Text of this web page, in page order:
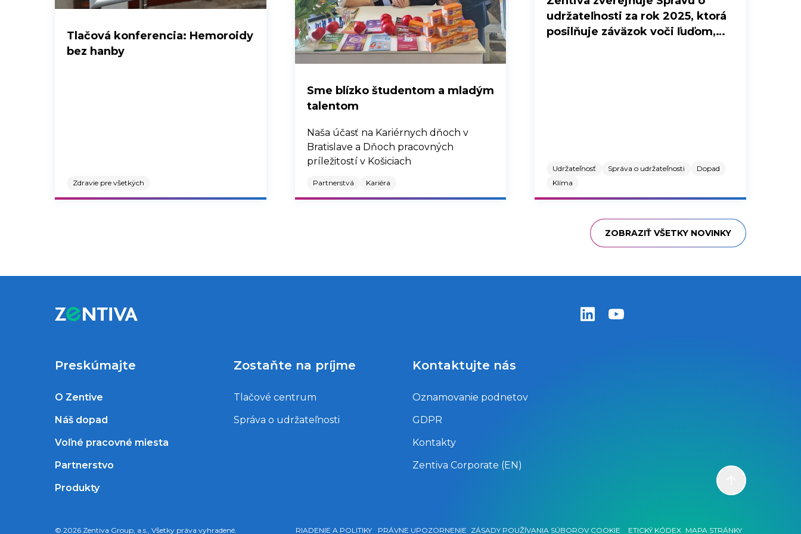
Tlačová konferencia: Hemoroidy
bez hanby
Zdravie pre všetkých
Sme blízko študentom a mladým
talentom
Naša účasť na Kariérnych dňoch v
Bratislave a Dňoch pracovných
príležitostí v Košiciach
Partnerstvá Kariéra
udržateľnosti za rok 2025, ktorá
posilňuje záväzok voči ľuďom,
Udržateľnosť Správa o udržateľnosti
Dopad
Klíma
ZOBRAZIŤ VŠETKY NOVINKY
Zentiva LinkedIn
Zentiva YouTube
Preskúmajte
O Zentive
Náš dopad
Voľné pracovné miesta
Partnerstvo
Produkty
Zostaňte na príjme
Tlačové centrum
Správa o udržateľnosti
Kontaktujte nás
Oznamovanie podnetov
GDPR
Kontakty
Zentiva Corporate (EN)
Scroll to top
RIADENIE A POLITIKY PRÁVNE UPOZORNENIE ZÁSADY POUŽÍVANIA SÚBOROV COOKIE ETICKÝ KÓDEX MAPA STRÁNKY
© 2026 Zentiva Group, a.s., Všetky práva vyhradené.